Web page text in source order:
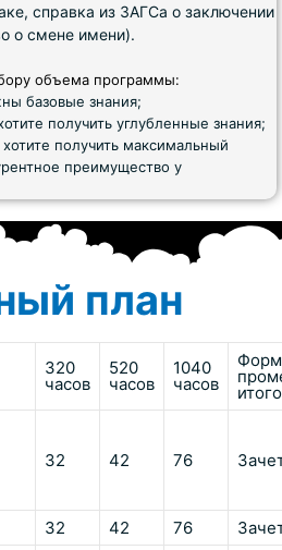
справка из ЗАГСа о заключении
о смене имени).
объема программы:
базовые знания;
получить углубленные знания;
получить максимальный
преимущество у
план
320
часов
520
часов
1040
часов
32 42 76
32 42 76